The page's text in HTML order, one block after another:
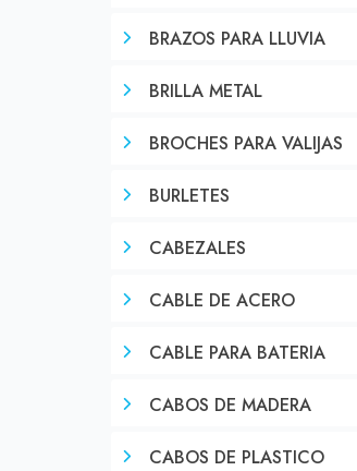
BRAZOS PARA LLUVIA
BRILLA METAL
BROCHES PARA VALIJAS
BURLETES
CABEZALES
CABLE DE ACERO
CABLE PARA BATERIA
CABOS DE MADERA
CABOS DE PLASTICO